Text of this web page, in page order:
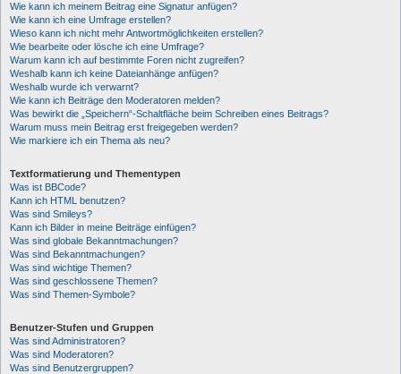
Wie kann ich meinem Beitrag eine Signatur anfügen?
Wie kann ich eine Umfrage erstellen?
Wieso kann ich nicht mehr Antwortmöglichkeiten erstellen?
Wie bearbeite oder lösche ich eine Umfrage?
Warum kann ich auf bestimmte Foren nicht zugreifen?
Weshalb kann ich keine Dateianhänge anfügen?
Weshalb wurde ich verwarnt?
Wie kann ich Beiträge den Moderatoren melden?
Was bewirkt die „Speichern“-Schaltfläche beim Schreiben eines Beitrags?
Warum muss mein Beitrag erst freigegeben werden?
Wie markiere ich ein Thema als neu?
Textformatierung und Thementypen
Was ist BBCode?
Kann ich HTML benutzen?
Was sind Smileys?
Kann ich Bilder in meine Beiträge einfügen?
Was sind globale Bekanntmachungen?
Was sind Bekanntmachungen?
Was sind wichtige Themen?
Was sind geschlossene Themen?
Was sind Themen-Symbole?
Benutzer-Stufen und Gruppen
Was sind Administratoren?
Was sind Moderatoren?
Was sind Benutzergruppen?